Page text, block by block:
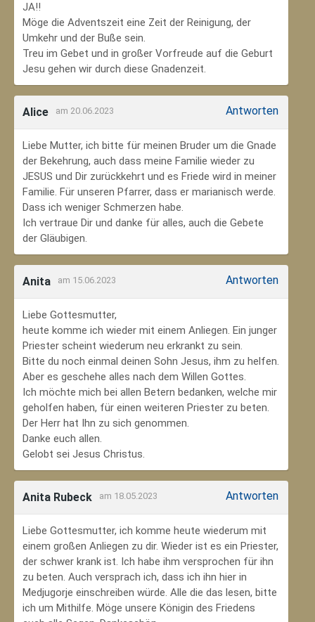
JA!!
Möge die Adventszeit eine Zeit der Reinigung, der
Umkehr und der Buße sein.
Treu im Gebet und in großer Vorfreude auf die Geburt
Jesu gehen wir durch diese Gnadenzeit.
Alice am 20.06.2023 Antworten
Liebe Mutter, ich bitte für meinen Bruder um die Gnade
der Bekehrung, auch dass meine Familie wieder zu
JESUS und Dir zurückkehrt und es Friede wird in meiner
Familie. Für unseren Pfarrer, dass er marianisch werde.
Dass ich weniger Schmerzen habe.
Ich vertraue Dir und danke für alles, auch die Gebete
der Gläubigen.
Anita am 15.06.2023 Antworten
Liebe Gottesmutter,
heute komme ich wieder mit einem Anliegen. Ein junger
Priester scheint wiederum neu erkrankt zu sein.
Bitte du noch einmal deinen Sohn Jesus, ihm zu helfen.
Aber es geschehe alles nach dem Willen Gottes.
Ich möchte mich bei allen Betern bedanken, welche mir
geholfen haben, für einen weiteren Priester zu beten.
Der Herr hat Ihn zu sich genommen.
Danke euch allen.
Gelobt sei Jesus Christus.
Anita Rubeck am 18.05.2023 Antworten
Liebe Gottesmutter, ich komme heute wiederum mit
einem großen Anliegen zu dir. Wieder ist es ein Priester,
der schwer krank ist. Ich habe ihm versprochen für ihn
zu beten. Auch versprach ich, dass ich ihn hier in
Medjugorje einschreiben würde. Alle die das lesen, bitte
ich um Mithilfe. Möge unsere Königin des Friedens